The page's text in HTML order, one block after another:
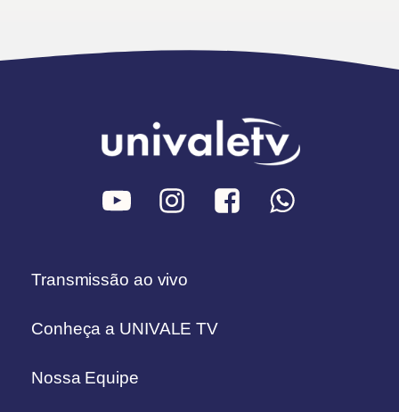
Transmissão ao vivo
Conheça a UNIVALE TV
Nossa Equipe